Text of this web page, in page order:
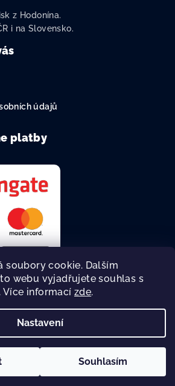
soubory cookie. Dalším
webu vyjadřujete souhlas s
Více informací zde.
Nastavení
Souhlasím
z Hodonína.
i na Slovensko.
údajů
platby
online.
vyhrazena.
Vytvořil Shoptet